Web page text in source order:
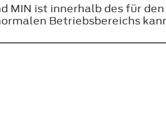
MIN ist innerhalb des für
Betriebsbereichs